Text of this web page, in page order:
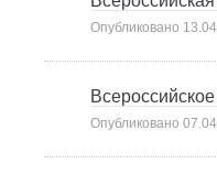
Опубликовано
Опубликовано